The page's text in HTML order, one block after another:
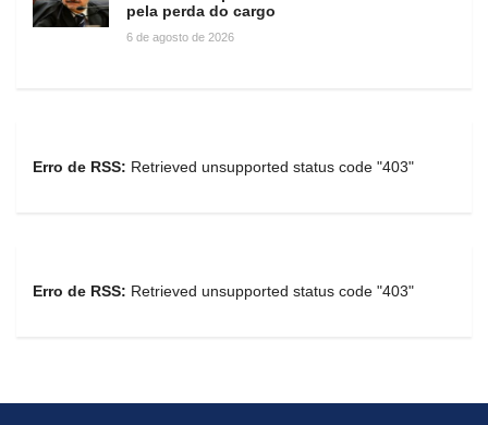
pela perda do cargo
6 de agosto de 2026
Erro de RSS: Retrieved unsupported status code "403"
Erro de RSS: Retrieved unsupported status code "403"